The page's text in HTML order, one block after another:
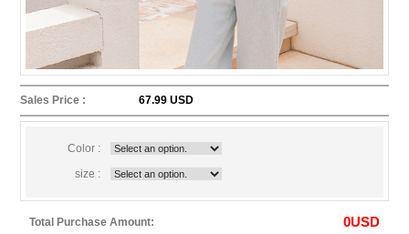
Sales Price : 67.99 USD
Color :
size :
Total Purchase Amount: 0USD